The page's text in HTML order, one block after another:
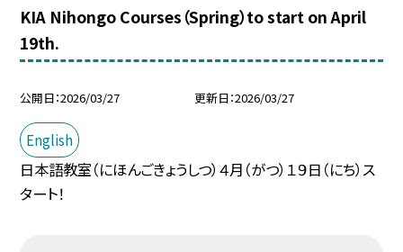
KIA Nihongo Courses（Spring）to start on April
19th.
公開日 2026/03/27 更新日 2026/03/27
English
日本語教室（にほんごきょうしつ）４月（がつ）１９日（にち）ス
タート！